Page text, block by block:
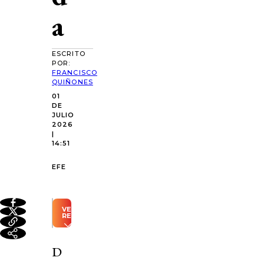
a
ESCRITO
POR:
FRANCISCO
QUIÑONES
01
DE
JULIO
2026
|
14:51
EFE
VER
RESUMEN
generado
D